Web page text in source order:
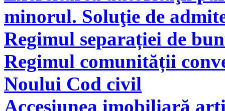
minorul. Soluţie de
Regimul separației de
Regimul comunității
Noului Cod civil
Accesiunea imobiliară